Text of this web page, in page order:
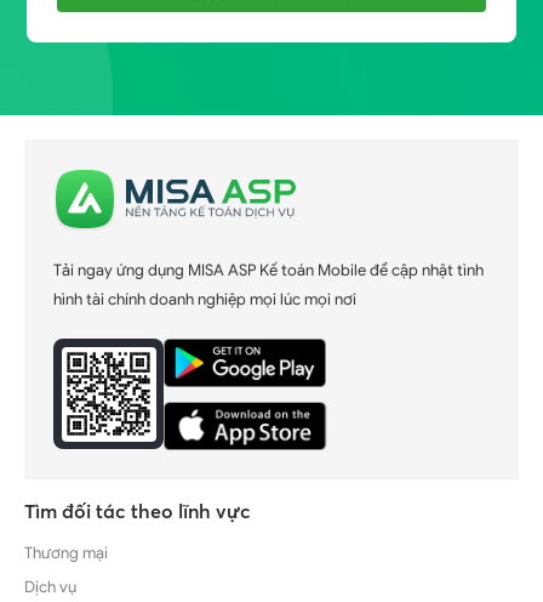
Tải ngay ứng dụng MISA ASP Kế toán Mobile để cập nhật tình
hình tài chính doanh nghiệp mọi lúc mọi nơi
Tìm đối tác theo lĩnh vực
Thương mại
Dịch vụ